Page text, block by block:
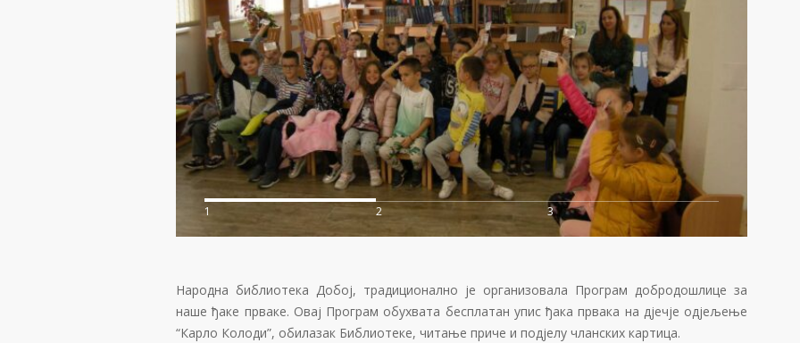
1 2 3
Народна библиотека Добој, традиционално је организовала Програм добродошлице за
наше ђаке прваке. Овај Програм обухвата бесплатан упис ђака првака на дјечје одјељење
“Карло Колоди”, обилазак Библиотеке, читање приче и подјелу чланских картица.